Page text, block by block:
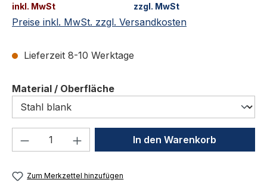
inkl. MwSt zzgl. MwSt
Preise inkl. MwSt. zzgl. Versandkosten
Lieferzeit 8-10 Werktage
Material / Oberflächeauswählen
Produkt Anzahl: Gib denIn den Warenkorb
Zum Merkzettel hinzufügen